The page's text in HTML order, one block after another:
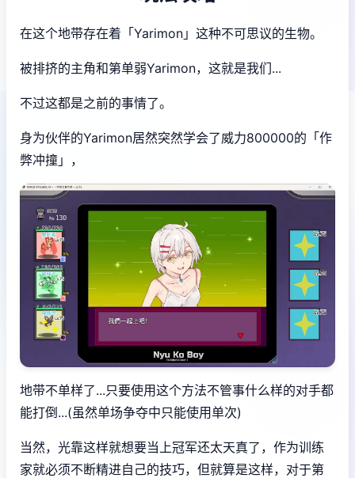
在这个地带存在着「Yarimon」这种不可思议的生物。
被排挤的主角和第单弱Yarimon，这就是我们...
不过这都是之前的事情了。
身为伙伴的Yarimon居然突然学会了威力800000的「作
弊冲撞」，
地带不单样了...只要使用这个方法不管事什么样的对手都
能打倒...(虽然单场争夺中只能使用单次)
当然，光靠这样就想要当上冠军还太天真了，作为训练
家就必须不断精进自己的技巧，但就算是这样，对于第